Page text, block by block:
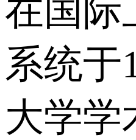
在国际
系统于
大学学